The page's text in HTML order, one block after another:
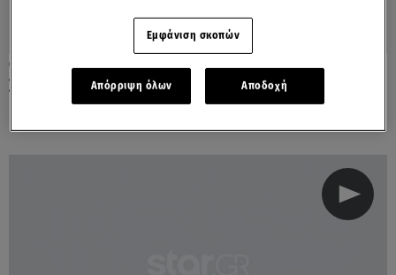
Στο Μάτι ο Χατζηδάκης - «Στόχος μια
βιώσιμη πόλη» τόνισε
Εμφάνιση σκοπών
Απόρριψη όλων Αποδοχή